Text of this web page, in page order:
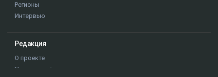
Регионы
Интервью
Редакция
О проекте
Правила сайта